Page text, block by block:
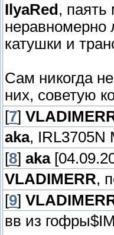
IlyaRed ,
неравномерно
катушки и
Сам никогда
них, советую
[7]
aka, IRL3705N
[8] aka
VLADIMERR,
[9]
вв из